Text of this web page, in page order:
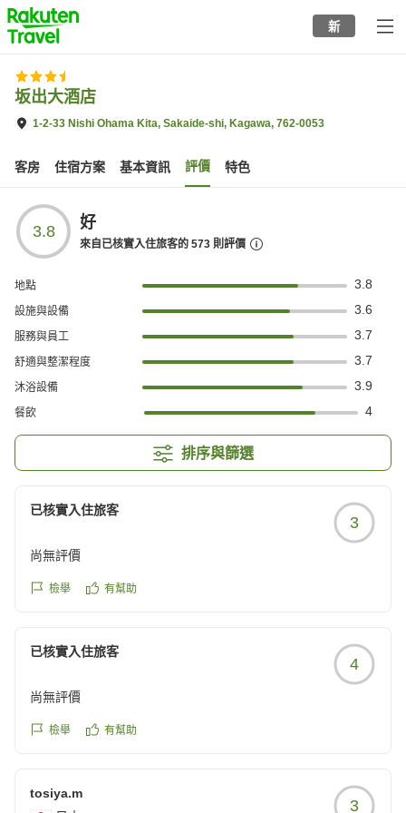
to
top
page
新
坂出大酒店
1-2-33 Nishi Ohama Kita, Sakaide-shi, Kagawa, 762-0053
客房 住宿方案 基本資訊 評價 特色
3.8 好
來自已核實入住旅客的 573 則評價
地點 3.8
設施與設備 3.6
服務與員工 3.7
舒適與整潔程度 3.7
沐浴設備 3.9
餐飲 4
排序與篩選
已核實入住旅客
3
尚無評價
檢舉 有幫助
已核實入住旅客
4
尚無評價
檢舉 有幫助
tosiya.m
3